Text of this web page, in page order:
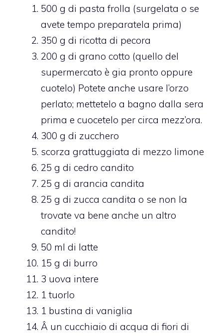
500 g di pasta frolla (surgelata o se
avete tempo preparatela prima)
350 g di ricotta di pecora
200 g di grano cotto (quello del
supermercato è gia pronto oppure
cuotelo) Potete anche usare l’orzo
perlato; mettetelo a bagno dalla sera
prima e cuocetelo per circa mezz’ora.
300 g di zucchero
scorza grattuggiata di mezzo limone
25 g di cedro candito
25 g di arancia candita
25 g di zucca candita o se non la
trovate va bene anche un altro
candito!
50 ml di latte
15 g di burro
3 uova intere
1 tuorlo
1 bustina di vaniglia
Â un cucchiaio di acqua di fiori di